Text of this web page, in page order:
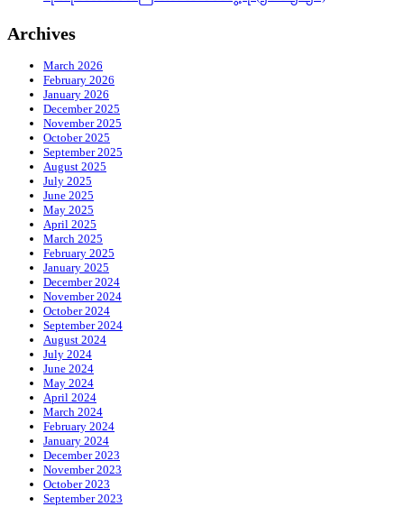
Archives
March 2026
February 2026
January 2026
December 2025
November 2025
October 2025
September 2025
August 2025
July 2025
June 2025
May 2025
April 2025
March 2025
February 2025
January 2025
December 2024
November 2024
October 2024
September 2024
August 2024
July 2024
June 2024
May 2024
April 2024
March 2024
February 2024
January 2024
December 2023
November 2023
October 2023
September 2023